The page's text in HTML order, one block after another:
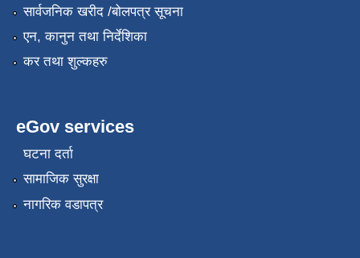
सार्वजनिक खरीद /बोलपत्र सूचना
एन, कानुन तथा निर्देशिका
कर तथा शुल्कहरु
eGov services
घटना दर्ता
सामाजिक सुरक्षा
नागरिक वडापत्र